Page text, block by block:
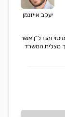
יעקב אייזנמן
והנדל”ן אשר
מצליח המשרד